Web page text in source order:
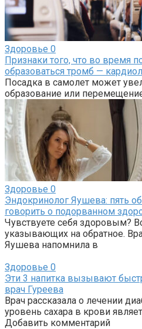
Здоровье 0
Признаки того, что во время
образоваться тромб —
Посадка в самолет может
образование или
Здоровье 0
Эндокринолог Яушева: пять
говорить о подорванном
Чувствуете себя здоровым?
указывающих на обратное.
Яушева напомнила в
Здоровье 0
Эти 3 напитка вызывают
врач Гуреева
Врач рассказала о лечении
уровень сахара в крови
Добавить комментарий